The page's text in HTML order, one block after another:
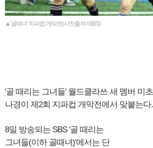
▲'골때녀' 지파컵 개막전(사진출처=SBS)
'골 때리는 그녀들' 월드클라쓰 새 멤버 미
나경이 제2회 지파컵 개막전에서 맞붙는다.
8일 방송되는 SBS '골 때리는
그녀들(이하 골때녀)'에서는 단